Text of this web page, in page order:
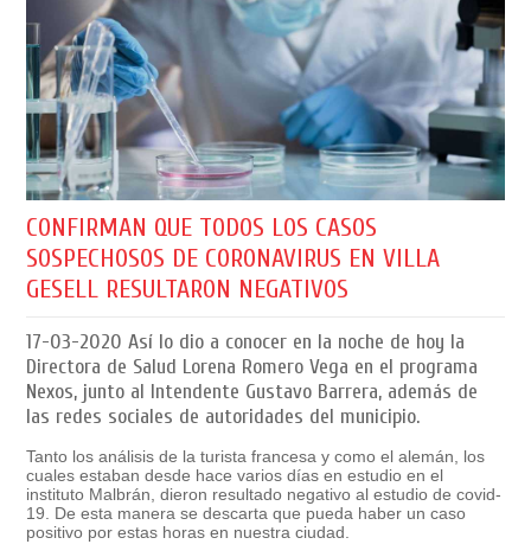
CONFIRMAN QUE TODOS LOS CASOS
SOSPECHOSOS DE CORONAVIRUS EN VILLA
GESELL RESULTARON NEGATIVOS
17-03-2020 Así lo dio a conocer en la noche de hoy la
Directora de Salud Lorena Romero Vega en el programa
Nexos, junto al Intendente Gustavo Barrera, además de
las redes sociales de autoridades del municipio.
Tanto los análisis de la turista francesa y como el alemán, los
cuales estaban desde hace varios días en estudio en el
instituto Malbrán, dieron resultado negativo al estudio de covid-
19. De esta manera se descarta que pueda haber un caso
positivo por estas horas en nuestra ciudad.